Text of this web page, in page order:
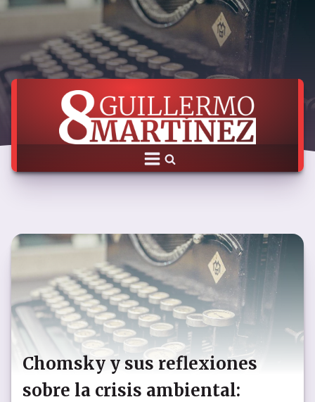
Chomsky y sus reflexiones
sobre la crisis ambiental: